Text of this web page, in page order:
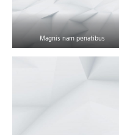
Magnis nam penatibus